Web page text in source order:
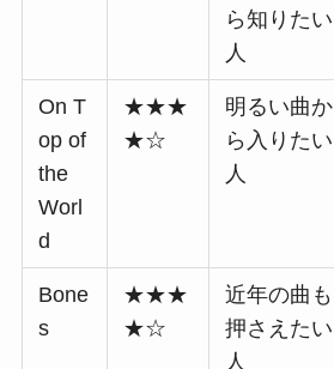
ら知りたい
人
On T
op of
the
Worl
d
★★★
★☆
明るい曲か
ら入りたい
人
Bone
s
★★★
★☆
近年の曲も
押さえたい
人